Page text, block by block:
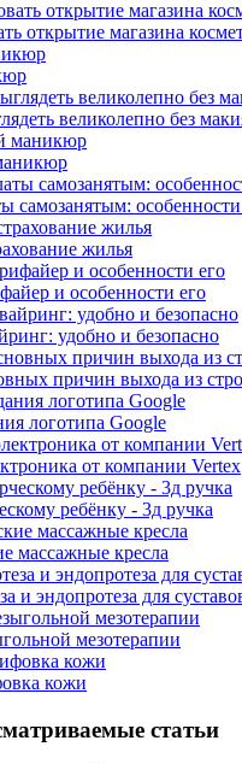
открытие магазина
великолепно без
самозанятым:
жилья
и особенности его
удобно и безопасно
причин выхода из
логотипа Google
от компании Vertex
ребёнку - 3д ручка
массажные кресла
и эндопротеза для
мезотерапии
кожи
статьи